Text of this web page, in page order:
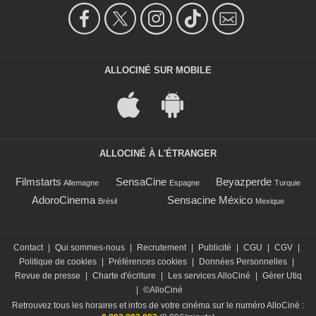
ALLOCINÉ SUR MOBILE
ALLOCINÉ À L'ÉTRANGER
Filmstarts Allemagne SensaCine Espagne Beyazperde Turquie
AdoroCinema Brésil Sensacine México Mexique
Contact Qui sommes-nous Recrutement Publicité CGU CGV
Politique de cookies
Préférences cookies Données Personnelles
Revue de presse
Charte d'écriture Les services AlloCiné
Gérer Utiq
©AlloCiné
Retrouvez tous les horaires et infos de votre cinéma sur le numéro AlloCiné :